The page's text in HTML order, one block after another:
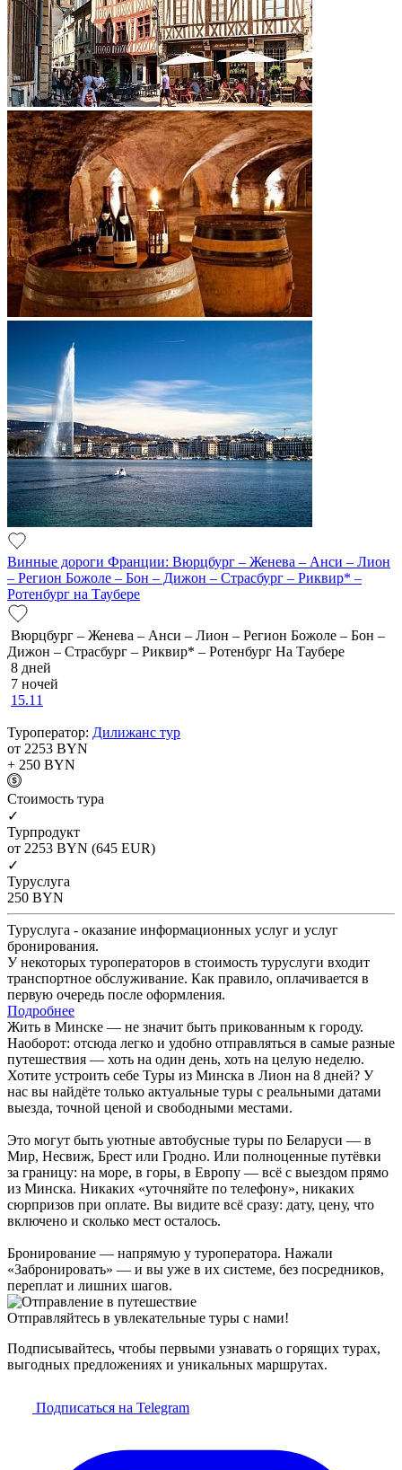
Винные дороги Франции: Вюрцбург – Женева – Анси – Лион
– Регион Божоле – Бон – Дижон – Страсбург – Риквир* –
Ротенбург на Таубере
Вюрцбург – Женева – Анси – Лион – Регион Божоле – Бон –
Дижон – Страсбург – Риквир* – Ротенбург На Таубере
8 дней
7 ночей
15.11
Туроператор: Дилижанс тур
от 2253 BYN
+ 250 BYN
Cтоимость тура
✓
Турпродукт
от 2253 BYN (645 EUR)
✓
Туруслуга
250 BYN
Туруслуга - оказание информационных услуг и услуг
бронирования.
У некоторых туроператоров в стоимость туруслуги входит
транспортное обслуживание. Как правило, оплачивается в
первую очередь после оформления.
Подробнее
Жить в Минске — не значит быть прикованным к городу.
Наоборот: отсюда легко и удобно отправляться в самые разные
путешествия — хоть на один день, хоть на целую неделю.
Хотите устроить себе Туры из Минска в Лион на 8 дней? У
нас вы найдёте только актуальные туры с реальными датами
выезда, точной ценой и свободными местами.
Это могут быть уютные автобусные туры по Беларуси — в
Мир, Несвиж, Брест или Гродно. Или полноценные путёвки
за границу: на море, в горы, в Европу — всё с выездом прямо
из Минска. Никаких «уточняйте по телефону», никаких
сюрпризов при оплате. Вы видите всё сразу: дату, цену, что
включено и сколько мест осталось.
Бронирование — напрямую у туроператора. Нажали
«Забронировать» — и вы уже в их системе, без посредников,
переплат и лишних шагов.
Отправляйтесь в увлекательные туры с нами!
Подписывайтесь, чтобы первыми узнавать о горящих турах,
выгодных предложениях и уникальных маршрутах.
Подписаться на Telegram